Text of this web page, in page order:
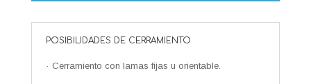
POSIBILIDADES DE CERRAMIENTO
· Cerramiento con lamas fijas u orientable.